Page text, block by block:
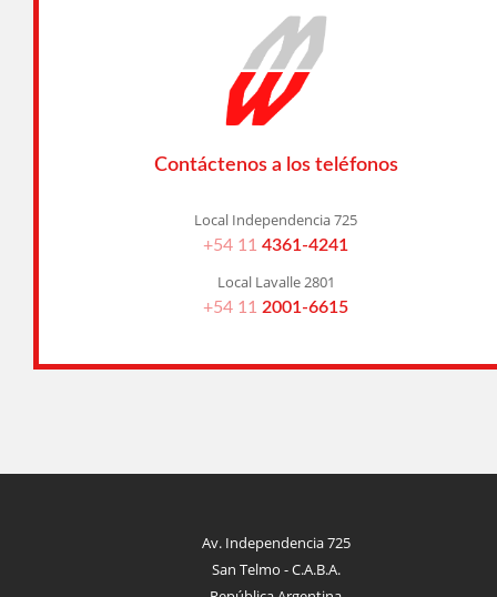
Contáctenos a los teléfonos
Local Independencia 725
+54 11 4361-4241
Local Lavalle 2801
+54 11 2001-6615
Av. Independencia 725
San Telmo - C.A.B.A.